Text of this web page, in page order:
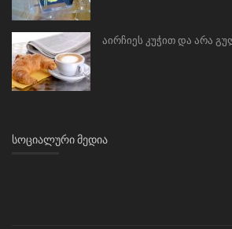
აირჩიეს კუჭით და არა
ᲡᲝᲪᲘᲐᲚᲣᲠᲘ ᲛᲔᲓᲘᲐ